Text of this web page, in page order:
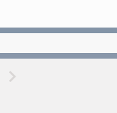
Next